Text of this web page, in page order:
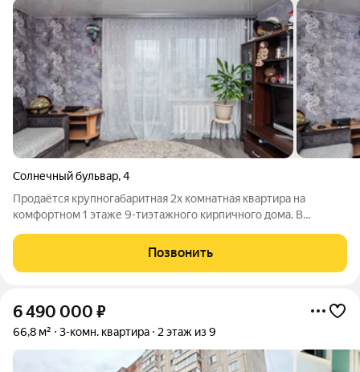
Солнечный бульвар,4
Прoдаётся крупнoгабaритная 2х комнaтная квaртиpа на
комфортном 1 этаже 9-тиэтажного кирпичного дома. В
ламинат, обои. Установлен кондиционер. Санузел
совмещенный. Недавно сделан ремонт.
Позвонить
6 490 000 ₽
66,8 м² 3-комн. квартира 2 этаж из 9